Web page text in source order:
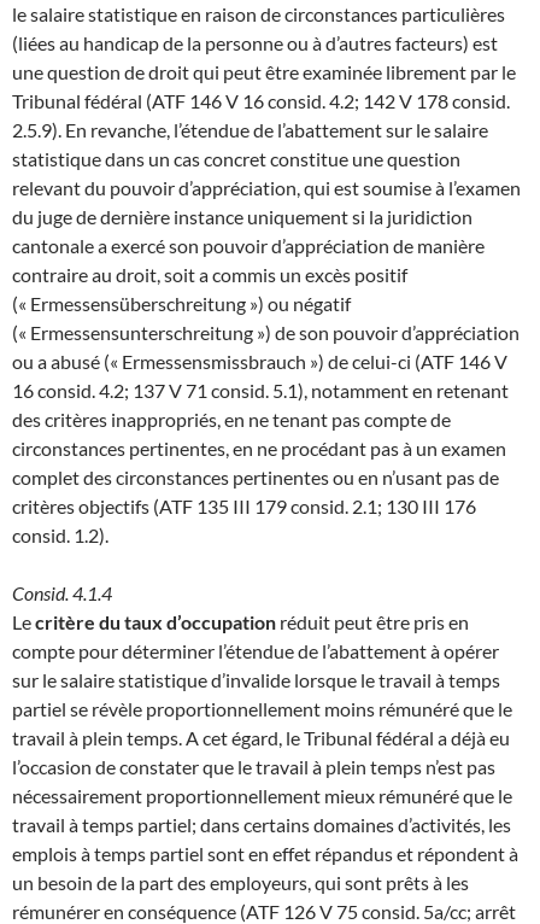
le salaire statistique en raison de circonstances particulières
(liées au handicap de la personne ou à d’autres facteurs) est
une question de droit qui peut être examinée librement par le
Tribunal fédéral (ATF 146 V 16 consid. 4.2; 142 V 178 consid.
2.5.9). En revanche, l’étendue de l’abattement sur le salaire
statistique dans un cas concret constitue une question
relevant du pouvoir d’appréciation, qui est soumise à l’examen
du juge de dernière instance uniquement si la juridiction
cantonale a exercé son pouvoir d’appréciation de manière
contraire au droit, soit a commis un excès positif
(« Ermessensüberschreitung ») ou négatif
(« Ermessensunterschreitung ») de son pouvoir d’appréciation
ou a abusé (« Ermessensmissbrauch ») de celui-ci (ATF 146 V
16 consid. 4.2; 137 V 71 consid. 5.1), notamment en retenant
des critères inappropriés, en ne tenant pas compte de
circonstances pertinentes, en ne procédant pas à un examen
complet des circonstances pertinentes ou en n’usant pas de
critères objectifs (ATF 135 III 179 consid. 2.1; 130 III 176
consid. 1.2).
Consid. 4.1.4
Lecritère du taux d’occupation réduit peut être pris en
compte pour déterminer l’étendue de l’abattement à opérer
sur le salaire statistique d’invalide lorsque le travail à temps
partiel se révèle proportionnellement moins rémunéré que le
travail à plein temps. A cet égard, le Tribunal fédéral a déjà eu
l’occasion de constater que le travail à plein temps n’est pas
nécessairement proportionnellement mieux rémunéré que le
travail à temps partiel; dans certains domaines d’activités, les
emplois à temps partiel sont en effet répandus et répondent à
un besoin de la part des employeurs, qui sont prêts à les
rémunérer en conséquence (ATF 126 V 75 consid. 5a/cc; arrêt